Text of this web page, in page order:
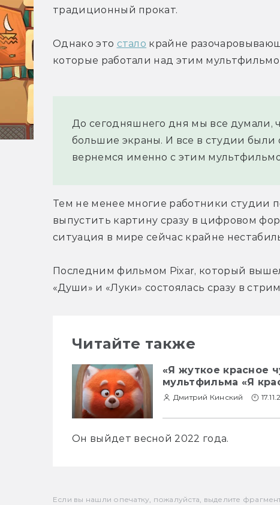
традиционный прокат.
Однако это стало крайне
которые работали над этим
До сегодняшнего дня мы все думали,
большие экраны. И все в студии были
вернемся именно с этим
Тем не менее многие работники студии
выпустить картину сразу в цифровом
ситуация в мире сейчас крайне
Последним фильмом Pixar, который
«Души» и «Луки» состоялась сразу в
Читайте также
«Я жуткое красное
мультфильма «Я
Дмитрий Кинский
Он выйдет весной 2022 года.
Если вы нашли опечатку, пожалуйста, выделите